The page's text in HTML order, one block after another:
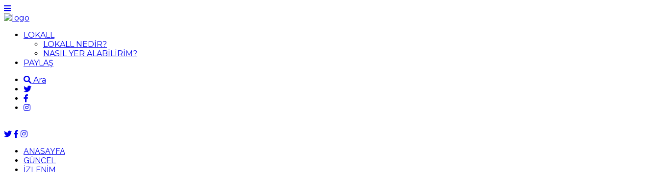
LOKALL
LOKALL NEDİR?
NASIL YER ALABİLİRİM?
PAYLAŞ
Ara
ANASAYFA
GÜNCEL
İZLENİM